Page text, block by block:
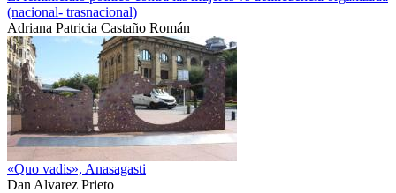
(nacional- trasnacional)
Adriana Patricia Castaño Román
«Quo vadis», Anasagasti
Dan Alvarez Prieto